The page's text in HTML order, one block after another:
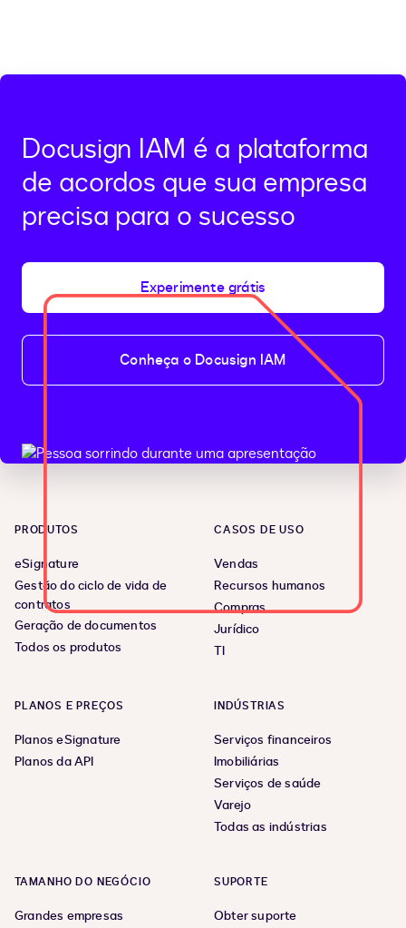
Docusign IAM é a plataforma
de acordos que sua empresa
precisa para o sucesso
Experimente grátis
Conheça o Docusign IAM
PRODUTOS
eSignature
Gestão do ciclo de vida de
contratos
Geração de documentos
Todos os produtos
CASOS DE USO
Vendas
Recursos humanos
Compras
Jurídico
TI
PLANOS E PREÇOS
Planos eSignature
Planos da API
INDÚSTRIAS
Serviços financeiros
Imobiliárias
Serviços de saúde
Varejo
Todas as indústrias
TAMANHO DO NEGÓCIO
Grandes empresas
SUPORTE
Obter suporte